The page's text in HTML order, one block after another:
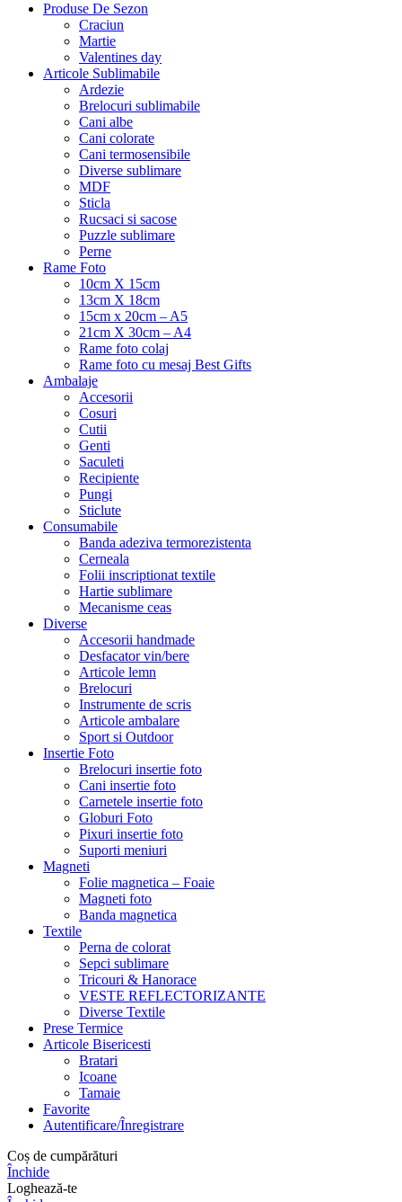
Produse De Sezon
Craciun
Martie
Valentines day
Articole Sublimabile
Ardezie
Brelocuri sublimabile
Cani albe
Cani colorate
Cani termosensibile
Diverse sublimare
MDF
Sticla
Rucsaci si sacose
Puzzle sublimare
Perne
Rame Foto
10cm X 15cm
13cm X 18cm
15cm x 20cm – A5
21cm X 30cm – A4
Rame foto colaj
Rame foto cu mesaj Best Gifts
Ambalaje
Accesorii
Cosuri
Cutii
Genti
Saculeti
Recipiente
Pungi
Sticlute
Consumabile
Banda adeziva termorezistenta
Cerneala
Folii inscriptionat textile
Hartie sublimare
Mecanisme ceas
Diverse
Accesorii handmade
Desfacator vin/bere
Articole lemn
Brelocuri
Instrumente de scris
Articole ambalare
Sport si Outdoor
Insertie Foto
Brelocuri insertie foto
Cani insertie foto
Carnetele insertie foto
Globuri Foto
Pixuri insertie foto
Suporti meniuri
Magneti
Folie magnetica – Foaie
Magneti foto
Banda magnetica
Textile
Perna de colorat
Sepci sublimare
Tricouri & Hanorace
VESTE REFLECTORIZANTE
Diverse Textile
Prese Termice
Articole Bisericesti
Bratari
Icoane
Tamaie
Favorite
Autentificare/Înregistrare
Coș de cumpărături
Închide
Loghează-te